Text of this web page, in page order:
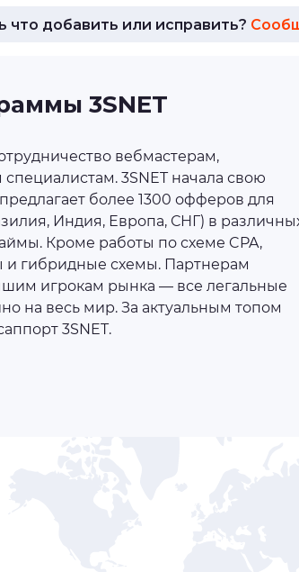
что добавить или исправить?
3SNET
вебмастерам,
3SNET начала свою
более 1300 офферов для
Индия, Европа, СНГ) в
Кроме работы по схеме CPA,
и гибридные схемы. Партнерам
игрокам рынка — все легальные
на весь мир. За актуальным топом
3SNET.